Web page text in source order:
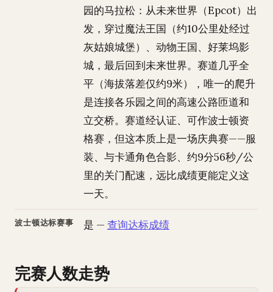
园的马拉松：从未来世界（Epcot）出
发，穿过魔法王国（约10公里处经过
灰姑娘城堡）、动物王国、好莱坞影
城，最后回到未来世界。赛道几乎全
平（海拔落差仅约9米），唯一的爬升
是连接各乐园之间的高速公路匝道和
立交桥。赛道经认证、可作波士顿资
格赛，但这本质上是一场庆典赛——服
装、与卡通角色合影、约9分56秒/公
里的关门配速，远比成绩更能定义这
一天。
波士顿达标赛事 是 — 查询达标成绩
完赛人数走势